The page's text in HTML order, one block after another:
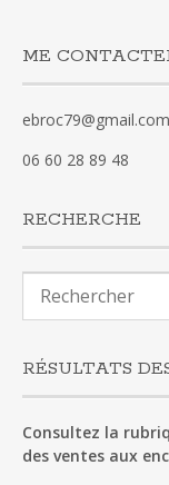
ME
ebroc79@gmail.com
06 60 28 89 48
RECHERCHE
RÉSULTATS
Consultez la
des ventes aux